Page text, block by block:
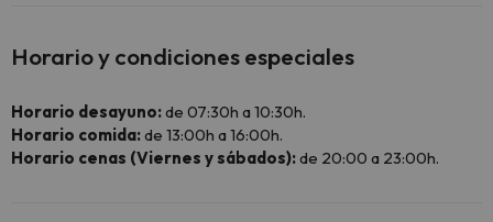
Horario y condiciones especiales
Horario desayuno:de 07:30h a 10:30h.
Horario comida:de 13:00h a 16:00h.
Horario cenas (Viernes y sábados):de 20:00 a 23:00h.